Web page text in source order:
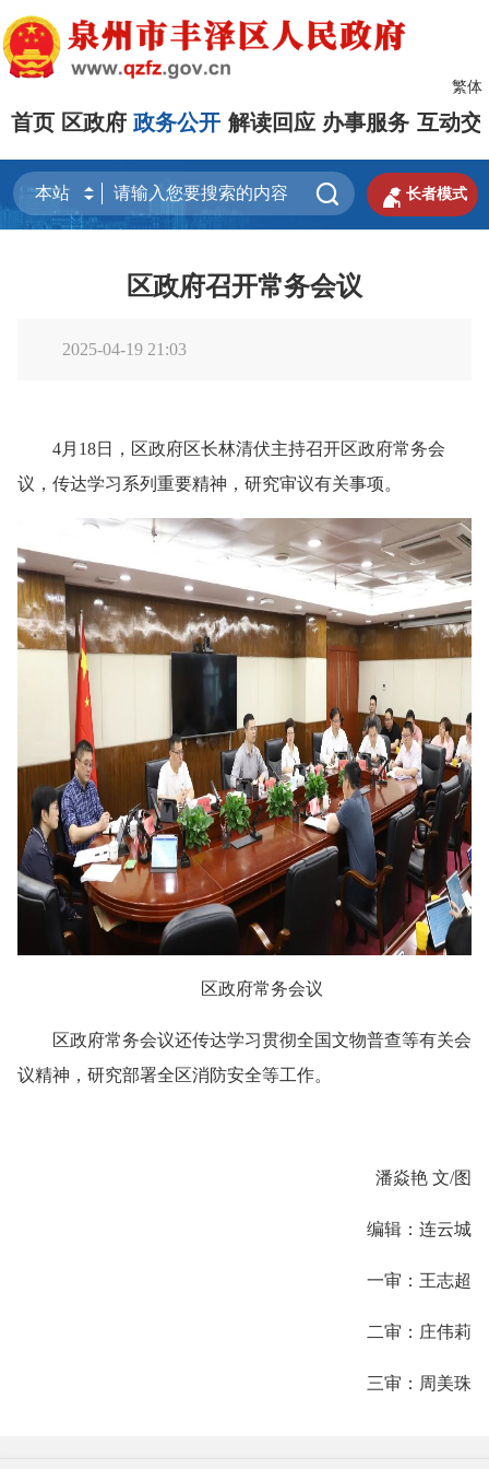
繁体
首页 区政府 政务公开 解读回应 办事服务 互动交
  长者模式
区政府召开常务会议
2025-04-19 21:03
4月18日，区政府区长林清伏主持召开区政府常务会
议，传达学习系列重要精神，研究审议有关事项。
区政府常务会议
区政府常务会议还传达学习贯彻全国文物普查等有关会
议精神，研究部署全区消防安全等工作。
潘焱艳 文/图
编辑：连云城
一审：王志超
二审：庄伟莉
三审：周美珠